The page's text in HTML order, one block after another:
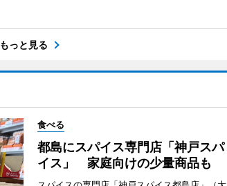
もっと見る
食べる
都島にスパイス専門店「神戸スパ
イス」 家庭向けの少量商品も